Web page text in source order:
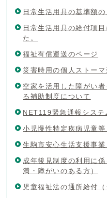
日常生活用具の基準額
日常生活用具の給付項
た。
福祉有償運送のページ
災害時用の個人ストー
空家を活用した障がい
る補助制度について
NET119緊急通報システ
小児慢性特定疾病児童
生駒市安心生活支援事
成年後見制度の利用に
満・障がいのある方）
児童福祉法の通所給付